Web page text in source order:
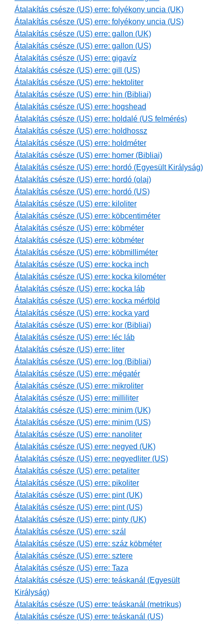
Átalakítás csésze (US) erre: folyékony uncia (UK)
Átalakítás csésze (US) erre: folyékony uncia (US)
Átalakítás csésze (US) erre: gallon (UK)
Átalakítás csésze (US) erre: gallon (US)
Átalakítás csésze (US) erre: gigavíz
Átalakítás csésze (US) erre: gill (US)
Átalakítás csésze (US) erre: hektoliter
Átalakítás csésze (US) erre: hin (Bibliai)
Átalakítás csésze (US) erre: hogshead
Átalakítás csésze (US) erre: holdalé (US felmérés)
Átalakítás csésze (US) erre: holdhossz
Átalakítás csésze (US) erre: holdméter
Átalakítás csésze (US) erre: homer (Bibliai)
Átalakítás csésze (US) erre: hordó (Egyesült Királyság)
Átalakítás csésze (US) erre: hordó (olaj)
Átalakítás csésze (US) erre: hordó (US)
Átalakítás csésze (US) erre: kiloliter
Átalakítás csésze (US) erre: köbcentiméter
Átalakítás csésze (US) erre: köbméter
Átalakítás csésze (US) erre: köbméter
Átalakítás csésze (US) erre: köbmilliméter
Átalakítás csésze (US) erre: kocka inch
Átalakítás csésze (US) erre: kocka kilométer
Átalakítás csésze (US) erre: kocka láb
Átalakítás csésze (US) erre: kocka mérföld
Átalakítás csésze (US) erre: kocka yard
Átalakítás csésze (US) erre: kor (Bibliai)
Átalakítás csésze (US) erre: léc láb
Átalakítás csésze (US) erre: liter
Átalakítás csésze (US) erre: log (Bibliai)
Átalakítás csésze (US) erre: mégatér
Átalakítás csésze (US) erre: mikroliter
Átalakítás csésze (US) erre: milliliter
Átalakítás csésze (US) erre: minim (UK)
Átalakítás csésze (US) erre: minim (US)
Átalakítás csésze (US) erre: nanoliter
Átalakítás csésze (US) erre: negyed (UK)
Átalakítás csésze (US) erre: negyedliter (US)
Átalakítás csésze (US) erre: petaliter
Átalakítás csésze (US) erre: pikoliter
Átalakítás csésze (US) erre: pint (UK)
Átalakítás csésze (US) erre: pint (US)
Átalakítás csésze (US) erre: pinty (UK)
Átalakítás csésze (US) erre: szál
Átalakítás csésze (US) erre: száz köbméter
Átalakítás csésze (US) erre: sztere
Átalakítás csésze (US) erre: Taza
Átalakítás csésze (US) erre: teáskanál (Egyesült
Királyság)
Átalakítás csésze (US) erre: teáskanál (metrikus)
Átalakítás csésze (US) erre: teáskanál (US)